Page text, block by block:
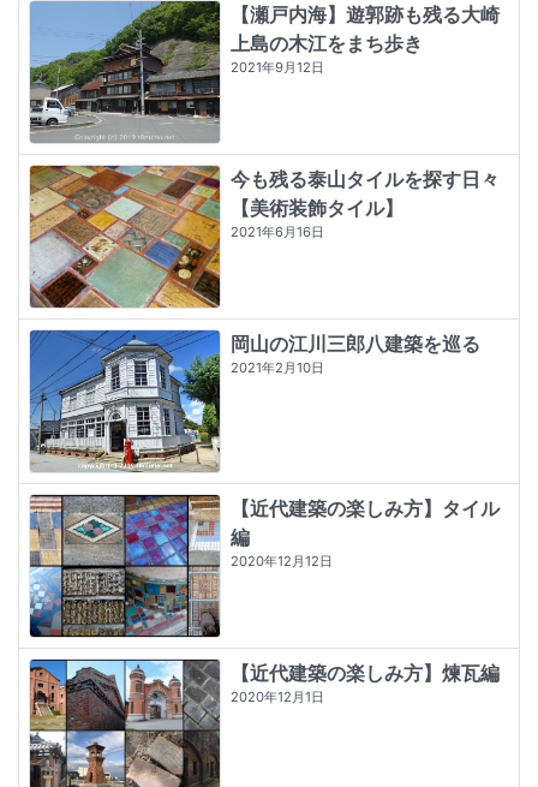
【瀬戸内海】遊郭跡も残る大崎
上島の木江をまち歩き
2021年9月12日
今も残る泰山タイルを探す日々
【美術装飾タイル】
2021年6月16日
岡山の江川三郎八建築を巡る
2021年2月10日
【近代建築の楽しみ方】タイル
編
2020年12月12日
【近代建築の楽しみ方】煉瓦編
2020年12月1日